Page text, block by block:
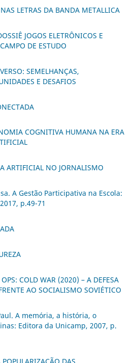
LETRAS DA BANDA METALLICA
JOGOS ELETRÔNICOS E
DE ESTUDO
SEMELHANÇAS,
E DESAFIOS
COGNITIVA HUMANA NA ERA
ARTIFICIAL NO JORNALISMO
A Gestão Participativa na Escola:
p.49-71
COLD WAR (2020) – A DEFESA
AO SOCIALISMO SOVIÉTICO
A memória, a história, o
Editora da Unicamp, 2007, p.